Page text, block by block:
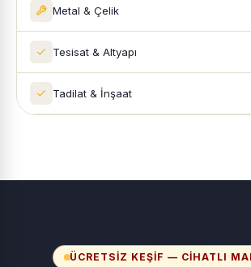
Metal & Çelik
Tesisat & Altyapı
Tadilat & İnşaat
ÜCRETSIZ KEŞIF — CIHATLI